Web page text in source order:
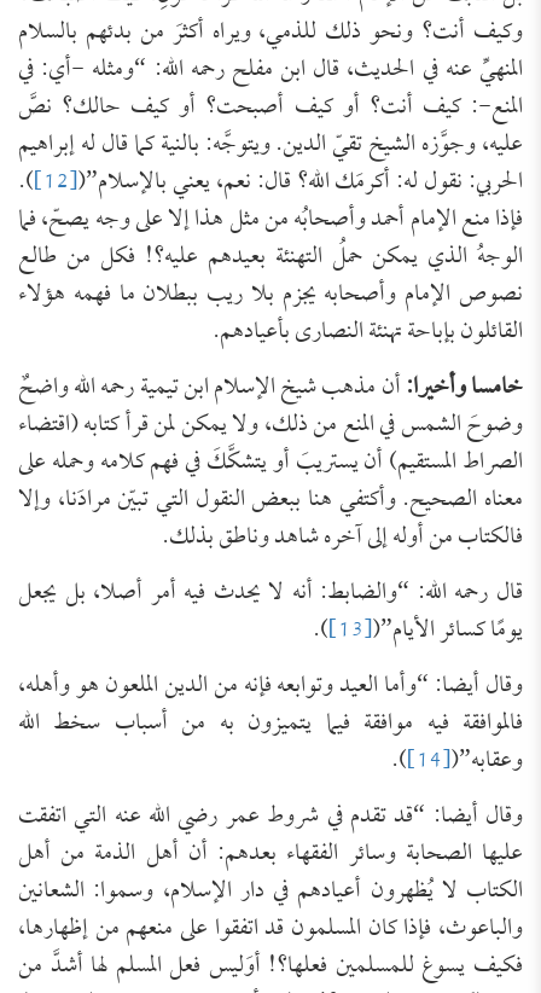
وكيف أنت؟ ونحو ذلك للذمي، ويراه أكثرَ من بدئهم بالسلام
المنهيِّ عنه في الحديث، قال ابن مفلح رحمه الله: “ومثله -أي: في
المنع-: كيف أنت؟ أو ‌كيف ‌أصبحت؟ أو كيف حالك؟ نصَّ
عليه، وجوَّزه الشيخ تقيّ الدين. ويتوجَّه: بالنية كما قال له إبراهيم
الحربي: نقول له: أكرمَك الله؟ قال: نعم، يعني بالإسلام”([12]
).
فإذا منع الإمام أحمد وأصحابُه من مثل هذا إلا على وجه يصحّ، فما
الوجهُ الذي يمكن حملُ التهنئة بعيدهم عليه؟! فكل من طالع
نصوص الإمام وأصحابه يجزم بلا ريب ببطلان ما فهمه هؤلاء
القائلون بإباحة تهنئة النصارى بأعيادهم.
خامسا وأخيرا:أن مذهب شيخ الإسلام ابن تيمية رحمه الله واضحٌ
وضوحَ الشمس في المنع من ذلك، ولا يمكن لمن قرأ كتابه (اقتضاء
الصراط المستقيم) أن يستريبَ أو يتشكَّكَ في فهم كلامه وحمله على
معناه الصحيح. وأكتفي هنا ببعض النقول التي تبيّن مرادَنا، وإلا
فالكتاب من أوله إلى آخره شاهد وناطق بذلك.
قال رحمه الله: “والضابط: أنه ‌لا ‌يحدث ‌فيه ‌أمر ‌أصلا، بل يجعل
يومًا كسائر الأيام”([13]
).
وقال أيضا: “وأما العيد وتوابعه فإنه من الدين الملعون هو وأهله،
فالموافقة فيه موافقة فيما يتميزون به من أسباب سخط الله
وعقابه”([14]
).
وقال أيضا: “قد تقدم في شروط عمر رضي الله عنه التي اتفقت
عليها الصحابة وسائر الفقهاء بعدهم: أن أهل الذمة من أهل
الكتاب لا يُظهرون أعيادهم في دار الإسلام، وسموا: الشعانين
والباعوث، فإذا كان المسلمون قد اتفقوا على منعهم من إظهارها،
فكيف يسوغ للمسلمين فعلها؟! أوَليس فعل المسلم لها أشدَّ من